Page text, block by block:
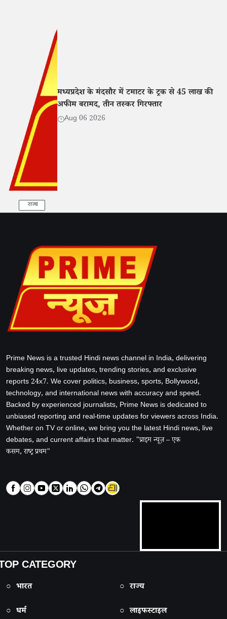
राज्य
मध्यप्रदेश के मंदसौर में टमाटर के ट्रक से 45 लाख की
अफीम बरामद, तीन तस्कर गिरफ्तार
Aug 06 2026
Prime News is a trusted Hindi news channel in India, delivering
breaking news, live updates, trending stories, and exclusive
reports 24x7. We cover politics, business, sports, Bollywood,
technology, and international news with accuracy and speed.
Backed by experienced journalists, Prime News is dedicated to
unbiased reporting and real-time updates for viewers across India.
Whether on TV or online, we bring you the latest Hindi news, live
debates, and current affairs that matter. "प्राइम न्यूज़ – एक
कसम, राष्ट्र प्रथम"
CATEGORY
○ भारत
○ राज्य
○ धर्म
○ लाइफस्टाइल